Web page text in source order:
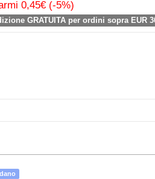
0,45€ (-5%)
GRATUITA per ordini sopra EUR